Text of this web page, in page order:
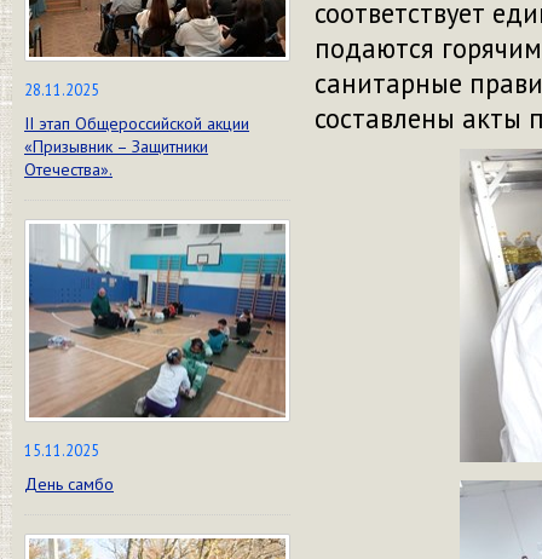
28.11.2025
II этап Общероссийской акции
«Призывник – Защитники
Отечества».
15.11.2025
День самбо
соответствует
подаются
санитарные
составлены акты